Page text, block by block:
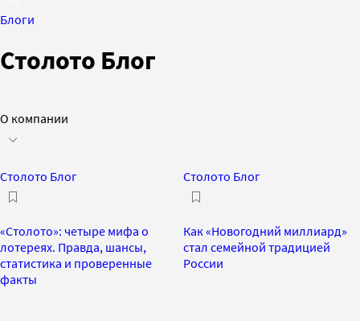
Блоги
Столото Блог
О компании
Столото Блог
«Столото»: четыре мифа о
лотереях. Правда, шансы,
статистика и проверенные
факты
Столото Блог
Как «Новогодний миллиард»
стал семейной традицией
России